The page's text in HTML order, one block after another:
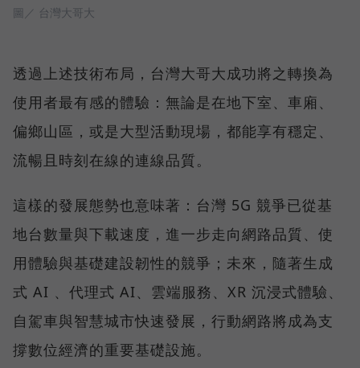
圖／ 台灣大哥大
透過上述技術布局，台灣大哥大成功將之轉換為
使用者最有感的體驗：無論是在地下室、車廂、
偏鄉山區，或是大型活動現場，都能享有穩定、
流暢且時刻在線的連線品質。
這樣的發展態勢也意味著：台灣 5G 競爭已從基
地台數量與下載速度，進一步走向網路品質、使
用體驗與基礎建設韌性的競爭；未來，隨著生成
式 AI 、代理式 AI、雲端服務、XR 沉浸式體驗、
自駕車與智慧城市快速發展，行動網路將成為支
撐數位經濟的重要基礎設施。